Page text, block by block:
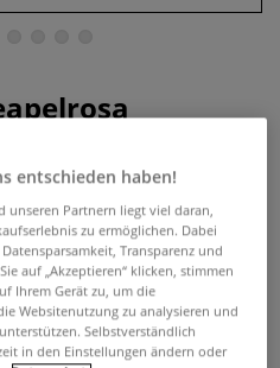
formstabile
von Skulpturen,
für Restaurierung u.v.m.
Mehr
ab21,55 €
entschieden haben!
unseren Partnern liegt viel daran,
zu ermöglichen. Dabei
Transparenz und
auf „Akzeptieren“ klicken, stimmen
Ihrem Gerät zu, um die
Websitenutzung zu analysieren und
Selbstverständlich
in den Einstellungen ändern oder